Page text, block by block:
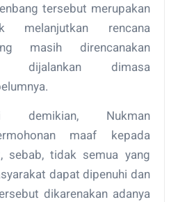
tersebut merupakan
melanjutkan rencana
masih direncanakan
dijalankan dimasa
demikian, Nukman
maaf kepada
sebab, tidak semua yang
dapat dipenuhi dan
dikarenakan adanya